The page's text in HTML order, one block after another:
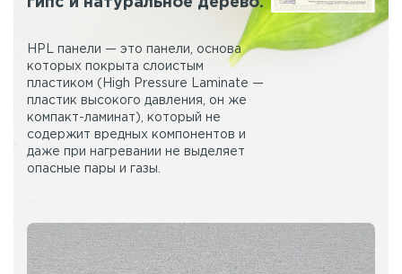
HPL панели — это панели, основа
которых покрыта слоистым
пластиком (High Pressure Laminate —
пластик высокого давления, он же
компакт-ламинат), который не
содержит вредных компонентов и
даже при нагревании не выделяет
опасные пары и газы.